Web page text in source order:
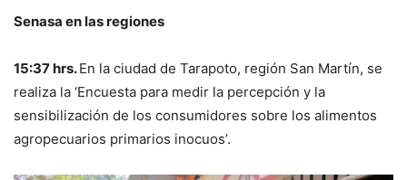
Senasa en las regiones
15:37 hrs.En la ciudad de Tarapoto, región San Martín, se
realiza la ‘Encuesta para medir la percepción y la
sensibilización de los consumidores sobre los alimentos
agropecuarios primarios inocuos’.